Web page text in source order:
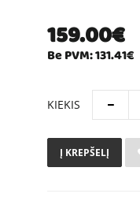
159.00€
Be PVM: 131.41€
KIEKIS
Į KREPŠELĮ